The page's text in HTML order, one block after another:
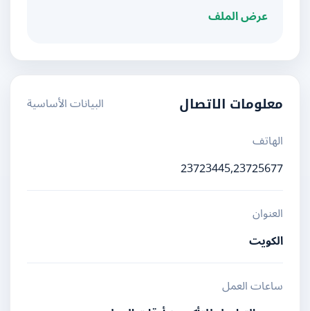
عرض الملف
معلومات الاتصال
البيانات الأساسية
الهاتف
23723445,23725677
العنوان
الكويت
ساعات العمل